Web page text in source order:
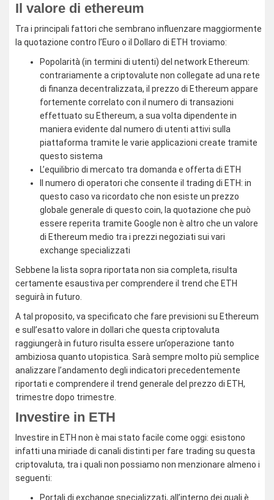
Il valore di ethereum
Tra i principali fattori che sembrano influenzare maggiormente
la quotazione contro l’Euro o il Dollaro di ETH troviamo:
Popolarità (in termini di utenti) del network Ethereum:
contrariamente a criptovalute non collegate ad una rete
di finanza decentralizzata, il prezzo di Ethereum appare
fortemente correlato con il numero di transazioni
effettuato su Ethereum, a sua volta dipendente in
maniera evidente dal numero di utenti attivi sulla
piattaforma tramite le varie applicazioni create tramite
questo sistema
L’equilibrio di mercato tra domanda e offerta di ETH
Il numero di operatori che consente il trading di ETH: in
questo caso va ricordato che non esiste un prezzo
globale generale di questo coin, la quotazione che può
essere reperita tramite Google non è altro che un valore
di Ethereum medio tra i prezzi negoziati sui vari
exchange specializzati
Sebbene la lista sopra riportata non sia completa, risulta
certamente esaustiva per comprendere il trend che ETH
seguirà in futuro.
A tal proposito, va specificato che fare previsioni su Ethereum
e sull’esatto valore in dollari che questa criptovaluta
raggiungerà in futuro risulta essere un’operazione tanto
ambiziosa quanto utopistica. Sarà sempre molto più semplice
analizzare l’andamento degli indicatori precedentemente
riportati e comprendere il trend generale del prezzo di ETH,
trimestre dopo trimestre.
Investire in ETH
Investire in ETH non è mai stato facile come oggi: esistono
infatti una miriade di canali distinti per fare trading su questa
criptovaluta, tra i quali non possiamo non menzionare almeno i
seguenti:
Portali di exchange specializzati, all’interno dei quali è